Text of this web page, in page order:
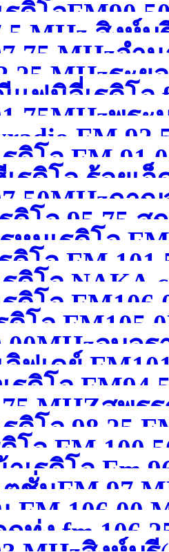
รดิโอ
MHz สิงห์บุ
MHzอำ
MHzระย
ฟมิลี่เรดิโอ
มราช(จังหวั
พร
อยุธยา )
FM
รดิโอ FM
รดิโอ ร้อยเอ็
กา
ดิโอ 95.75 ส
หมเรดิโอ
MHz พิษณุ
ดิโอ FM
)
ดิโอ
มหาสารคา
ดิโอ
ดิโอ
อุบล
ลิฟเดย์
)
รดิโอ
MHZสุพร
ดิโอ 98.25
โอ FM
เรดิโอ Fm
ตชั่นFM 97
)
FM 106.00
ทุ่ง fm